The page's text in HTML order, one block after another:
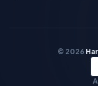
© 2026